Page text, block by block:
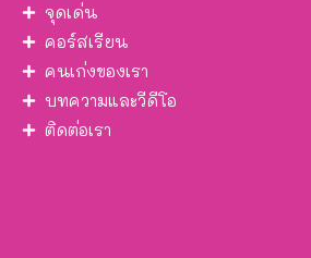
จุดเด่น
คอร์สเรียน
คนเก่งของเรา
บทความและวีดีโอ
ติดต่อเรา